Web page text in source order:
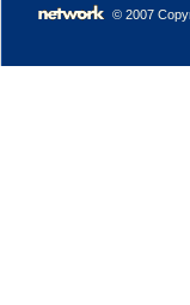
© 2007